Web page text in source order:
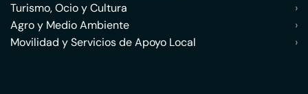
Turismo, Ocio y Cultura
›
Agro y Medio Ambiente
›
Movilidad y Servicios de Apoyo Local
›